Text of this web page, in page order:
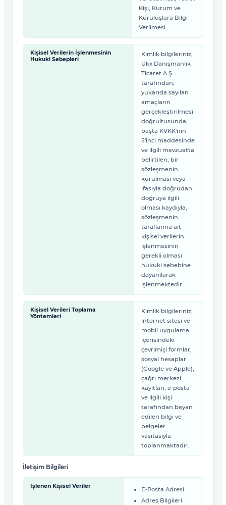
Kişi, Kurum ve
Kuruluşlara Bilgi
Verilmesi.
Kişisel Verilerin İşlenmesinin
Hukuki Sebepleri
Kimlik bilgileriniz,
Ukx Danışmanlık
Ticaret A.Ş.
tarafından;
yukarıda sayılan
amaçların
gerçekleştirilmesi
doğrultusunda,
başta KVKK'nın
5'inci maddesinde
ve ilgili mevzuatta
belirtilen; bir
sözleşmenin
kurulması veya
ifasıyla doğrudan
doğruya ilgili
olması kaydıyla,
sözleşmenin
taraflarına ait
kişisel verilerin
işlenmesinin
gerekli olması
hukuki sebebine
dayanılarak
işlenmektedir.
Kişisel Verileri Toplama
Yöntemleri
Kimlik bilgileriniz;
internet sitesi ve
mobil uygulama
içerisindeki
çevrimiçi formlar,
sosyal hesaplar
(Google ve Apple),
çağrı merkezi
kayıtları, e-posta
ve ilgili kişi
tarafından beyan
edilen bilgi ve
belgeler
vasıtasıyla
toplanmaktadır.
İletişim Bilgileri
İşlenen Kişisel Veriler
E-Posta Adresi
Adres Bilgileri